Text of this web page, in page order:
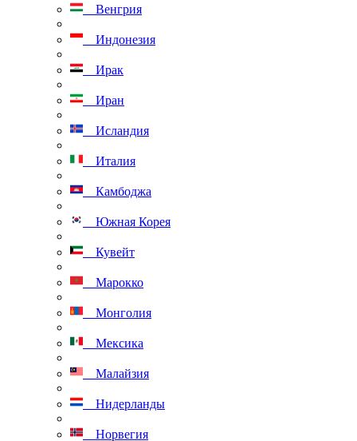
Венгрия
Индонезия
Ирак
Иран
Исландия
Италия
Камбоджа
Южная Корея
Кувейт
Марокко
Монголия
Мексика
Малайзия
Нидерланды
Норвегия